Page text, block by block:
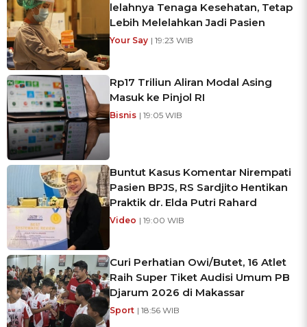
lelahnya Tenaga Kesehatan, Tetap
Lebih Melelahkan Jadi Pasien
Your Say | 19:23 WIB
Rp17 Triliun Aliran Modal Asing
Masuk ke Pinjol RI
Bisnis | 19:05 WIB
Buntut Kasus Komentar Nirempati
Pasien BPJS, RS Sardjito Hentikan
Praktik dr. Elda Putri Rahard
Video | 19:00 WIB
Curi Perhatian Owi/Butet, 16 Atlet
Raih Super Tiket Audisi Umum PB
Djarum 2026 di Makassar
Sport | 18:56 WIB